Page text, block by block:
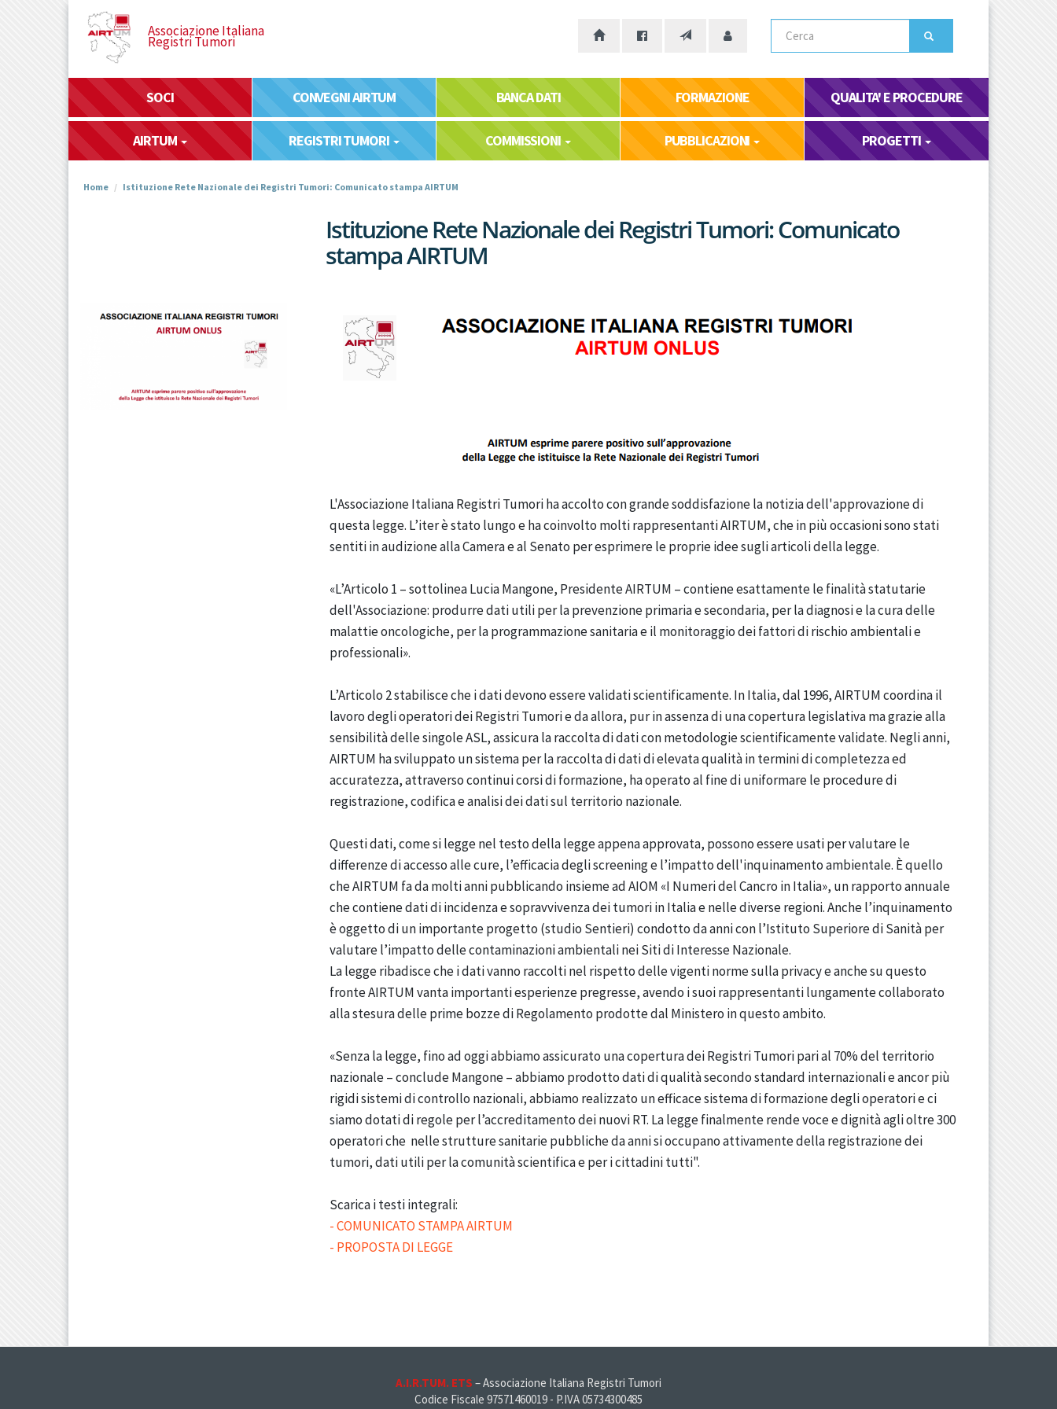
Associazione Italiana
Registri Tumori
SOCI CONVEGNI AIRTUM BANCA DATI FORMAZIONE QUALITA' E PROCEDURE
AIRTUM REGISTRI TUMORI COMMISSIONI PUBBLICAZIONI PROGETTI
Home Istituzione Rete Nazionale dei Registri Tumori: Comunicato stampa AIRTUM
Istituzione Rete Nazionale dei Registri Tumori: Comunicato
stampa AIRTUM
L'Associazione Italiana Registri Tumori ha accolto con grande soddisfazione la notizia dell'approvazione di
questa legge. L’iter è stato lungo e ha coinvolto molti rappresentanti AIRTUM, che in più occasioni sono stati
sentiti in audizione alla Camera e al Senato per esprimere le proprie idee sugli articoli della legge.
«L’Articolo 1 – sottolinea Lucia Mangone, Presidente AIRTUM – contiene esattamente le finalità statutarie
dell'Associazione: produrre dati utili per la prevenzione primaria e secondaria, per la diagnosi e la cura delle
malattie oncologiche, per la programmazione sanitaria e il monitoraggio dei fattori di rischio ambientali e
professionali».
L’Articolo 2 stabilisce che i dati devono essere validati scientificamente. In Italia, dal 1996, AIRTUM coordina il
lavoro degli operatori dei Registri Tumori e da allora, pur in assenza di una copertura legislativa ma grazie alla
sensibilità delle singole ASL, assicura la raccolta di dati con metodologie scientificamente validate. Negli anni,
AIRTUM ha sviluppato un sistema per la raccolta di dati di elevata qualità in termini di completezza ed
accuratezza, attraverso continui corsi di formazione, ha operato al fine di uniformare le procedure di
registrazione, codifica e analisi dei dati sul territorio nazionale.
Questi dati, come si legge nel testo della legge appena approvata, possono essere usati per valutare le
differenze di accesso alle cure, l’efficacia degli screening e l’impatto dell'inquinamento ambientale. È quello
che AIRTUM fa da molti anni pubblicando insieme ad AIOM «I Numeri del Cancro in Italia», un rapporto annuale
che contiene dati di incidenza e sopravvivenza dei tumori in Italia e nelle diverse regioni. Anche l’inquinamento
è oggetto di un importante progetto (studio Sentieri) condotto da anni con l’Istituto Superiore di Sanità per
valutare l’impatto delle contaminazioni ambientali nei Siti di Interesse Nazionale.
La legge ribadisce che i dati vanno raccolti nel rispetto delle vigenti norme sulla privacy e anche su questo
fronte AIRTUM vanta importanti esperienze pregresse, avendo i suoi rappresentanti lungamente collaborato
alla stesura delle prime bozze di Regolamento prodotte dal Ministero in questo ambito.
«Senza la legge, fino ad oggi abbiamo assicurato una copertura dei Registri Tumori pari al 70% del territorio
nazionale – conclude Mangone – abbiamo prodotto dati di qualità secondo standard internazionali e ancor più
rigidi sistemi di controllo nazionali, abbiamo realizzato un efficace sistema di formazione degli operatori e ci
siamo dotati di regole per l’accreditamento dei nuovi RT. La legge finalmente rende voce e dignità agli oltre 300
operatori che nelle strutture sanitarie pubbliche da anni si occupano attivamente della registrazione dei
tumori, dati utili per la comunità scientifica e per i cittadini tutti".
Scarica i testi integrali:
- COMUNICATO STAMPA AIRTUM
- PROPOSTA DI LEGGE
A.I.R.TUM. ETS – Associazione Italiana Registri Tumori
Codice Fiscale 97571460019 - P.IVA 05734300485